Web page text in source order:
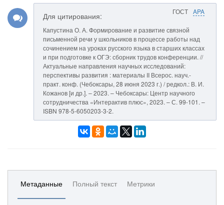
ГОСТ APA
Для цитирования:
Капустина О. А. Формирование и развитие связной
письменной речи у школьников в процессе работы над
сочинением на уроках русского языка в старших классах
и при подготовке к ОГЭ: сборник трудов конференции. //
Актуальные направления научных исследований:
перспективы развития : материалы II Всерос. науч.-
практ. конф. (Чебоксары, 28 июня 2023 г.) / редкол.: В. И.
Кожанов [и др.]. – 2023. – Чебоксары: Центр научного
сотрудничества «Интерактив плюс», 2023. – С. 99-101. –
ISBN 978-5-6050203-3-2.
Метаданные Полный текст Метрики